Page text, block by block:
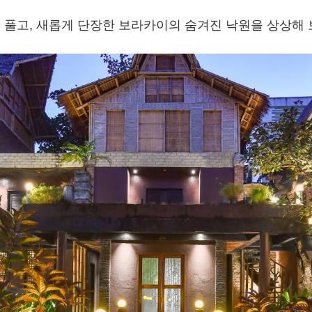
풀고, 새롭게 단장한 보라카이의 숨겨진 낙원을 상상해